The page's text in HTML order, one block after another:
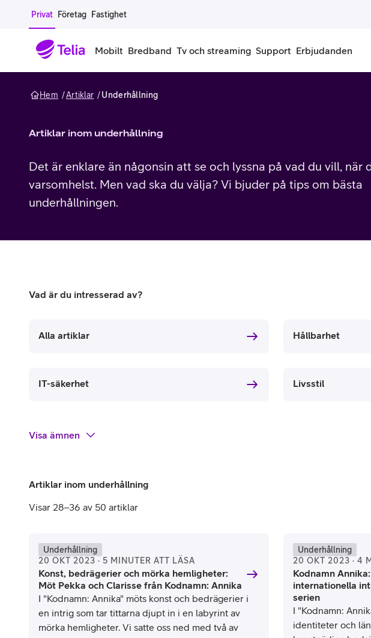
Gå till sidans innehåll
Privat Företag Fastighet
Mobilt
Mobiltelefoner
Google Pixel
Alla mobiltelefoner
Begagnade mobiltelefoner
Mobilskal
Extra användare
Alla smartwatches
Bredband Tv och streaming Support Erbjudanden
Hem Artiklar Underhållning
Artiklar inom underhållning
Det är enklare än någonsin att se och lyssna på vad du vill, när
varsomhelst. Men vad ska du välja? Vi bjuder på tips om bästa
underhållningen.
Vad är du intresserad av?
Alla artiklar Hållbarhet
IT-säkerhet Livsstil
Visa ämnen
Artiklar inom underhållning
Visar 28–36 av 50 artiklar
Underhållning
20 OKT 2023 · 5 MINUTER ATT LÄSA
Konst, bedrägerier och mörka hemligheter:
Möt Pekka och Clarisse från Kodnamn: Annika
I "Kodnamn: Annika" möts konst och bedrägerier i
en intrig som tar tittarna djupt in i en labyrint av
mörka hemligheter. Vi satte oss ned med två av
Underhållning
20 OKT 2023 · 4
Kodnamn
internationella
serien
I "Kodnamn:
identiteter och